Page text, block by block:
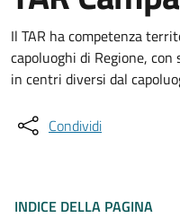
Il TAR ha competenza
capoluoghi di Regione,
in centri diversi dal
Condividi
INDICE DELLA PAGINA